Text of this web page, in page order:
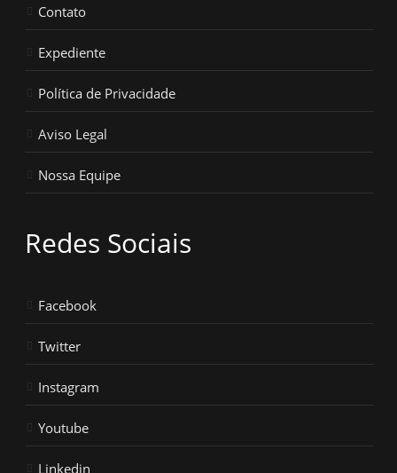
Contato
Expediente
Política de Privacidade
Aviso Legal
Nossa Equipe
Redes Sociais
Facebook
Twitter
Instagram
Youtube
Linkedin